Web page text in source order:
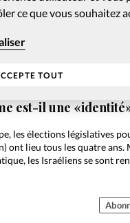
ce que vous souhaitez
TOUT
est-il une
les élections législatives
ont lieu tous les quatre ans.
les Israéliens se sont